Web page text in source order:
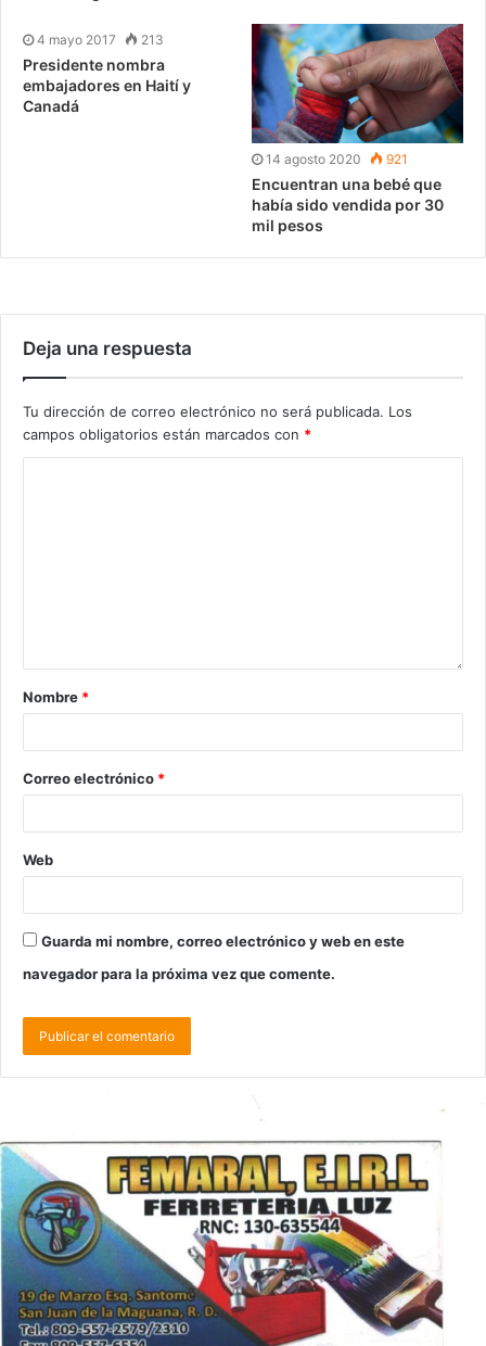
4 mayo 2017 213
Presidente nombra
embajadores en Haití y
Canadá
14 agosto 2020 921
Encuentran una bebé que
había sido vendida por 30
mil pesos
Deja una respuesta
Tu dirección de correo electrónico no será publicada. Los
campos obligatorios están marcados con *
Nombre *
Correo electrónico *
Web
Guarda mi nombre, correo electrónico y web en este
navegador para la próxima vez que comente.